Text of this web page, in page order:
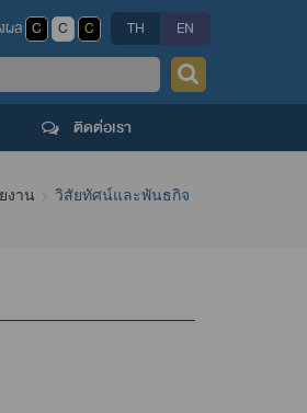
ผล C C C TH EN
ติดต่อเรา
งาน วิสัยทัศน์และพันธกิจ